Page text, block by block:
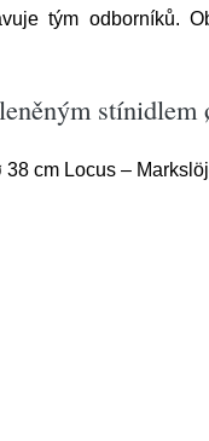
tým odborníků.
cm Locus –